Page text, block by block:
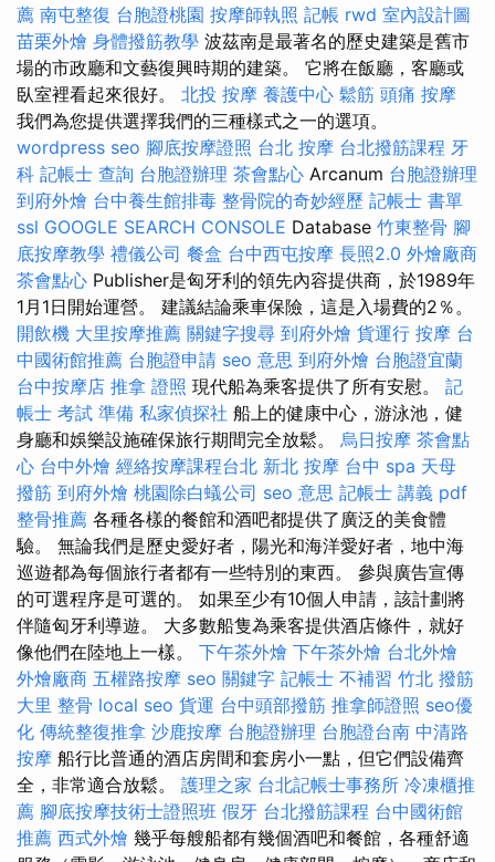
薦 南屯整復 台胞證桃園 按摩師執照 記帳 rwd 室內設計圖
苗栗外燴 身體撥筋教學 波茲南是最著名的歷史建築是舊市
場的市政廳和文藝復興時期的建築。 它將在飯廳，客廳或
臥室裡看起來很好。 北投 按摩 養護中心 鬆筋 頭痛 按摩
我們為您提供選擇我們的三種樣式之一的選項。
wordpress seo 腳底按摩證照 台北 按摩 台北撥筋課程 牙
科 記帳士 查詢 台胞證辦理 茶會點心 Arcanum 台胞證辦理
到府外燴 台中養生館排毒 整骨院的奇妙經歷 記帳士 書單
ssl GOOGLE SEARCH CONSOLE Database 竹東整骨 腳
底按摩教學 禮儀公司 餐盒 台中西屯按摩 長照2.0 外燴廠商
茶會點心 Publisher是匈牙利的領先內容提供商，於1989年
1月1日開始運營。 建議結論乘車保險，這是入場費的2％。
開飲機 大里按摩推薦 關鍵字搜尋 到府外燴 貨運行 按摩 台
中國術館推薦 台胞證申請 seo 意思 到府外燴 台胞證宜蘭
台中按摩店 推拿 證照 現代船為乘客提供了所有安慰。 記
帳士 考試 準備 私家偵探社 船上的健康中心，游泳池，健
身廳和娛樂設施確保旅行期間完全放鬆。 烏日按摩 茶會點
心 台中外燴 經絡按摩課程台北 新北 按摩 台中 spa 天母
撥筋 到府外燴 桃園除白蟻公司 seo 意思 記帳士 講義 pdf
整骨推薦 各種各樣的餐館和酒吧都提供了廣泛的美食體
驗。 無論我們是歷史愛好者，陽光和海洋愛好者，地中海
巡遊都為每個旅行者都有一些特別的東西。 參與廣告宣傳
的可選程序是可選的。 如果至少有10個人申請，該計劃將
伴隨匈牙利導遊。 大多數船隻為乘客提供酒店條件，就好
像他們在陸地上一樣。 下午茶外燴 下午茶外燴 台北外燴
外燴廠商 五權路按摩 seo 關鍵字 記帳士 不補習 竹北 撥筋
大里 整骨 local seo 貨運 台中頭部撥筋 推拿師證照 seo優
化 傳統整復推拿 沙鹿按摩 台胞證辦理 台胞證台南 中清路
按摩 船行比普通的酒店房間和套房小一點，但它們設備齊
全，非常適合放鬆。 護理之家 台北記帳士事務所 冷凍櫃推
薦 腳底按摩技術士證照班 假牙 台北撥筋課程 台中國術館
推薦 西式外燴 幾乎每艘船都有幾個酒吧和餐館，各種舒適